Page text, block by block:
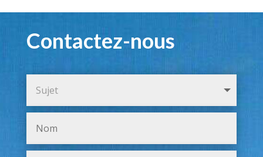
Contactez-nous